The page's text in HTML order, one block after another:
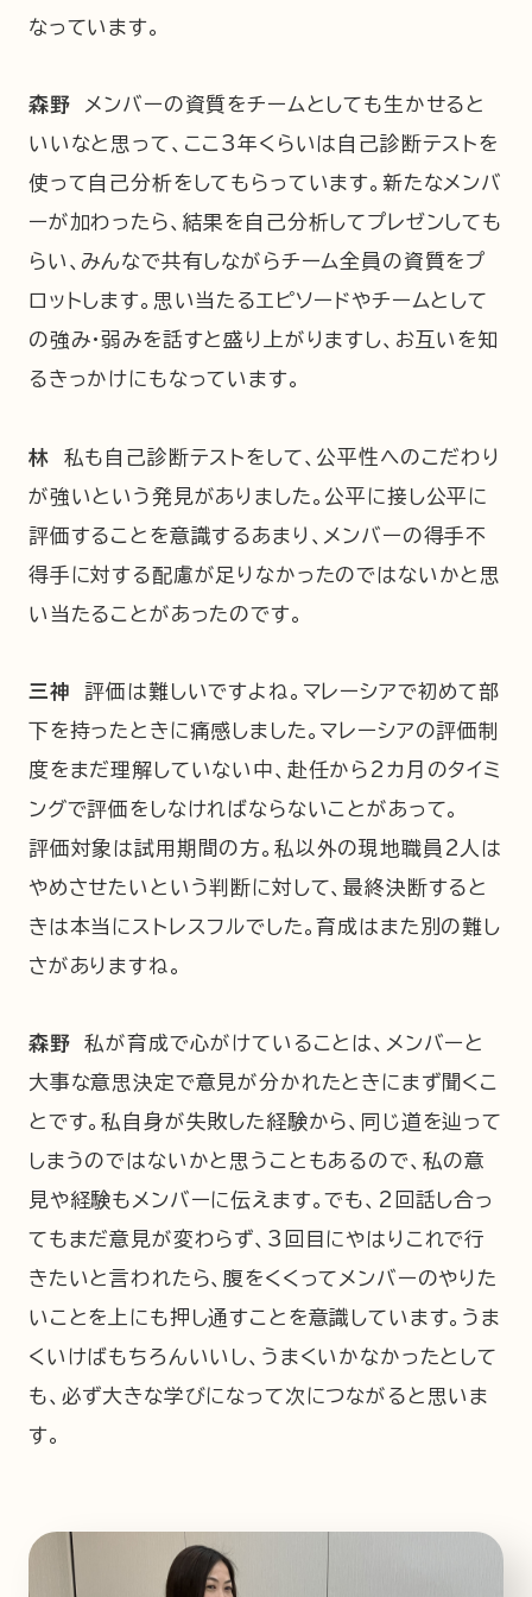
なっています。
森野 メンバーの資質をチームとしても生かせると
いいなと思って、ここ3年くらいは自己診断テストを
使って自己分析をしてもらっています。新たなメンバ
ーが加わったら、結果を自己分析してプレゼンしても
らい、みんなで共有しながらチーム全員の資質をプ
ロットします。思い当たるエピソードやチームとして
の強み・弱みを話すと盛り上がりますし、お互いを知
るきっかけにもなっています。
林 私も自己診断テストをして、公平性へのこだわり
が強いという発見がありました。公平に接し公平に
評価することを意識するあまり、メンバーの得手不
得手に対する配慮が足りなかったのではないかと思
い当たることがあったのです。
三神 評価は難しいですよね。マレーシアで初めて部
下を持ったときに痛感しました。マレーシアの評価制
度をまだ理解していない中、赴任から2カ月のタイミ
ングで評価をしなければならないことがあって。
評価対象は試用期間の方。私以外の現地職員2人は
やめさせたいという判断に対して、最終決断すると
きは本当にストレスフルでした。育成はまた別の難し
さがありますね。
森野 私が育成で心がけていることは、メンバーと
大事な意思決定で意見が分かれたときにまず聞くこ
とです。私自身が失敗した経験から、同じ道を辿って
しまうのではないかと思うこともあるので、私の意
見や経験もメンバーに伝えます。でも、2回話し合っ
てもまだ意見が変わらず、3回目にやはりこれで行
きたいと言われたら、腹をくくってメンバーのやりた
いことを上にも押し通すことを意識しています。うま
くいけばもちろんいいし、うまくいかなかったとして
も、必ず大きな学びになって次につながると思いま
す。